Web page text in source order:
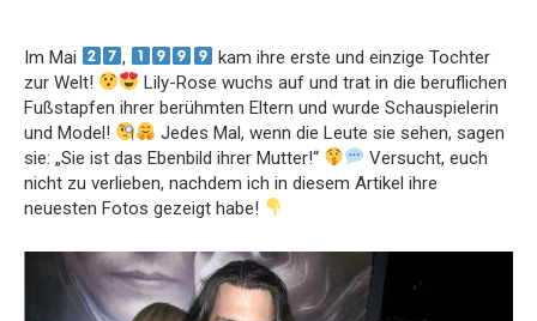
Im Mai ,
kam ihre erste und einzige Tochter
zur Welt!
Lily-Rose wuchs auf und trat in die beruflichen
Fußstapfen ihrer berühmten Eltern und wurde Schauspielerin
und Model!
Jedes Mal, wenn die Leute sie sehen, sagen
sie: „Sie ist das Ebenbild ihrer Mutter!“
Versucht, euch
nicht zu verlieben, nachdem ich in diesem Artikel ihre
neuesten Fotos gezeigt habe!